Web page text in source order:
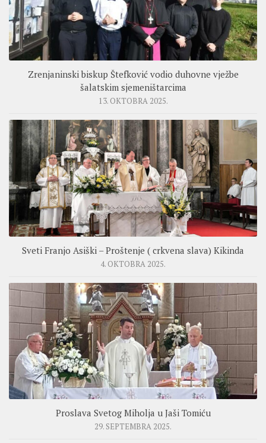
Zrenjaninski biskup Štefković vodio duhovne vježbe
šalatskim sjemeništarcima
13. OKTOBRA 2025.
Sveti Franjo Asiški – Proštenje ( crkvena slava) Kikinda
4. OKTOBRA 2025.
Proslava Svetog Miholja u Jaši Tomiću
29. SEPTEMBRA 2025.